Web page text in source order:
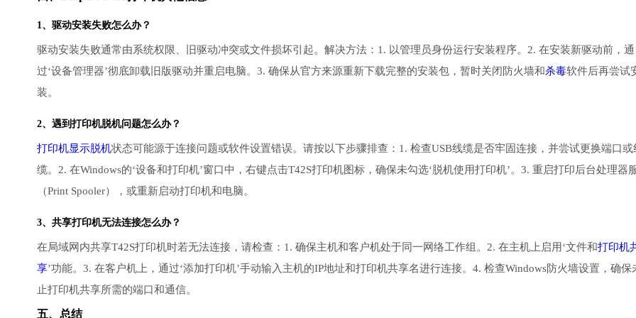
1、 驱动安装失败怎么办？
驱动安装失败通常由系统权限、旧驱动冲突或文件损坏引起。解决方法：1. 以管理员身份运行安装程序。2. 在安装新驱动前，通
过‘设备管理器’彻底卸载旧版驱动并重启电脑。3. 确保从官方来源重新下载完整的安装包，暂时关闭防火墙和杀毒软件后再尝试
装。
2、遇到 打印机脱机问题怎么办？
打印机显示脱机状态可能源于连接问题或软件设置错误。请按以下步骤排查：1. 检查USB线缆是否牢固连接，并尝试更换端口或
缆。2. 在Windows的‘设备和打印机’窗口中，右键点击T42S打印机图标，确保未勾选‘脱机使用打印机’。3. 重启打印后台处理器
（Print Spooler），或重新启动打印机和电脑。
3、共享打印机无法连接怎么办？
在局域网内共享T42S打印机时若无法连接，请检查：1. 确保主机和客户机处于同一网络工作组。2. 在主机上启用‘文件和打印机
享’功能。3. 在客户机上，通过‘添加打印机’手动输入主机的IP地址和打印机共享名进行连接。4. 检查Windows防火墙设置，确保
止打印机共享所需的端口和通信。
五、总结